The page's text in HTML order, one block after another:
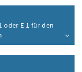
oder E 1 für den